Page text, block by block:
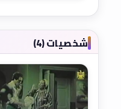
شخصيات (4)